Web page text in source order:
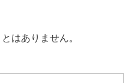
はありません。